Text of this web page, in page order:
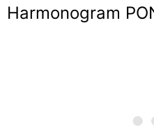
Harmonogram